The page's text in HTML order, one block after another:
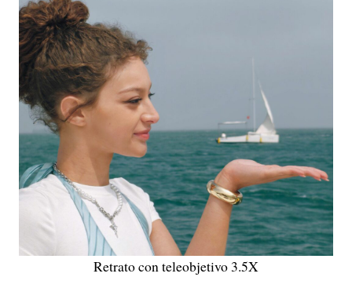
Retrato con teleobjetivo 3.5X